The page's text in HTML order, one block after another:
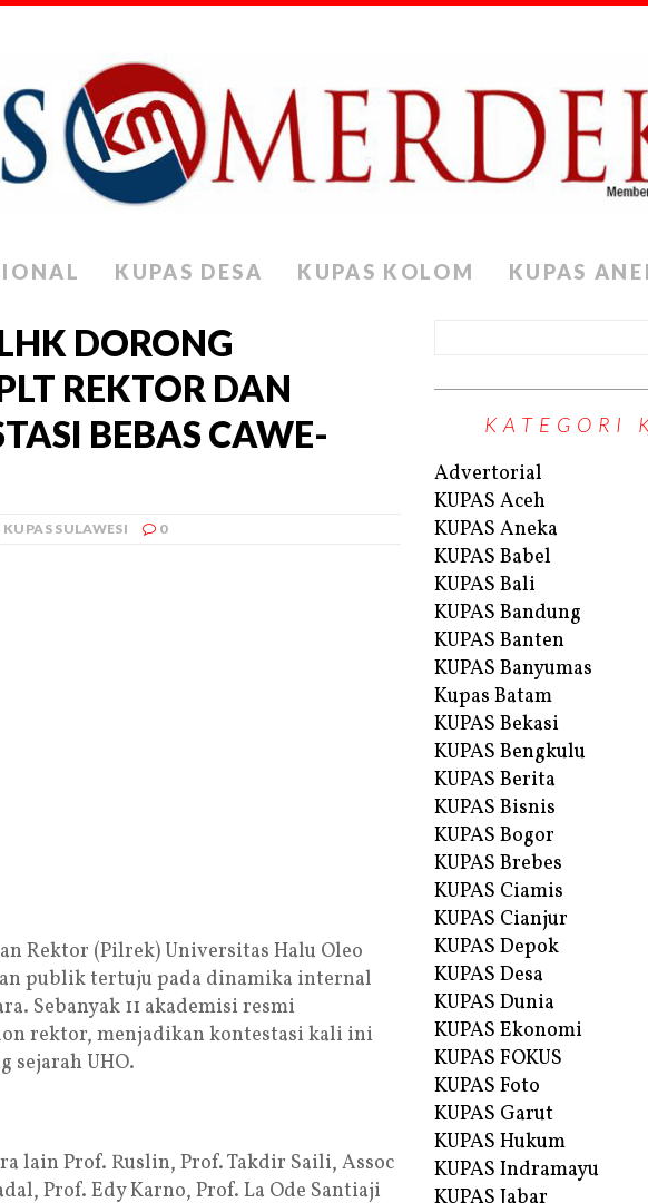
KUPAS DESA KUPAS KOLOM KUPAS
DORONG
REKTOR DAN
BEBAS CAWE-
KUPAS SULAWESI 0
Rektor (Pilrek) Universitas Halu Oleo
publik tertuju pada dinamika internal
Sebanyak 11 akademisi resmi
rektor, menjadikan kontestasi kali ini
sejarah UHO.
lain Prof. Ruslin, Prof. Takdir Saili, Assoc
Prof. Edy Karno, Prof. La Ode Santiaji
KATEGORI
Advertorial
KUPAS Aceh
KUPAS Aneka
KUPAS Babel
KUPAS Bali
KUPAS Bandung
KUPAS Banten
KUPAS Banyumas
Kupas Batam
KUPAS Bekasi
KUPAS Bengkulu
KUPAS Berita
KUPAS Bisnis
KUPAS Bogor
KUPAS Brebes
KUPAS Ciamis
KUPAS Cianjur
KUPAS Depok
KUPAS Desa
KUPAS Dunia
KUPAS Ekonomi
KUPAS FOKUS
KUPAS Foto
KUPAS Garut
KUPAS Hukum
KUPAS Indramayu